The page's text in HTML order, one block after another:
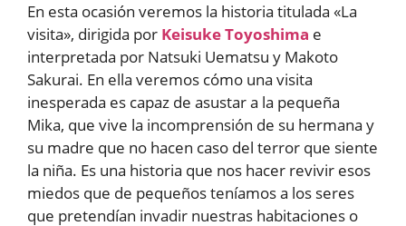
En esta ocasión veremos la historia titulada «La
visita», dirigida por Keisuke Toyoshima e
interpretada por Natsuki Uematsu y Makoto
Sakurai. En ella veremos cómo una visita
inesperada es capaz de asustar a la pequeña
Mika, que vive la incomprensión de su hermana y
su madre que no hacen caso del terror que siente
la niña. Es una historia que nos hacer revivir esos
miedos que de pequeños teníamos a los seres
que pretendían invadir nuestras habitaciones o